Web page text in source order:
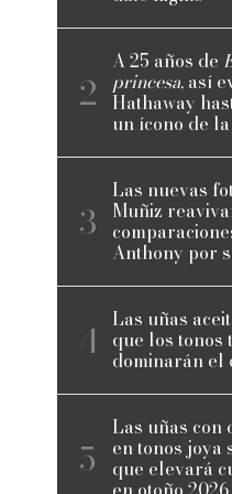
A 25 años de
princesa, así
Hathaway
un ícono de
Las nuevas
Muñiz
Anthony por
Las uñas
que los tonos
dominarán el
Las uñas con
en tonos
que elevará